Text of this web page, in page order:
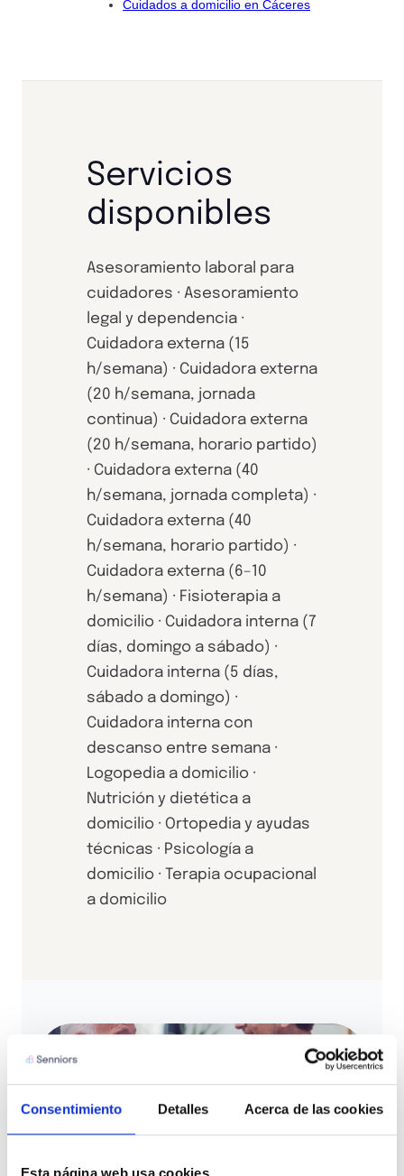
Consentimiento Detalles Acerca de las cookies
Cuidados a domicilio en Cáceres
Servicios
disponibles
Asesoramiento laboral para
cuidadores · Asesoramiento
legal y dependencia ·
Cuidadora externa (15
h/semana) · Cuidadora externa
(20 h/semana, jornada
continua) · Cuidadora externa
(20 h/semana, horario partido)
· Cuidadora externa (40
h/semana, jornada completa) ·
Cuidadora externa (40
h/semana, horario partido) ·
Cuidadora externa (6–10
h/semana) · Fisioterapia a
domicilio · Cuidadora interna (7
días, domingo a sábado) ·
Cuidadora interna (5 días,
sábado a domingo) ·
Cuidadora interna con
descanso entre semana ·
Logopedia a domicilio ·
Nutrición y dietética a
domicilio · Ortopedia y ayudas
técnicas · Psicología a
domicilio · Terapia ocupacional
a domicilio